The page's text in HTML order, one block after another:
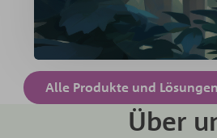
Alle Produkte und
Über